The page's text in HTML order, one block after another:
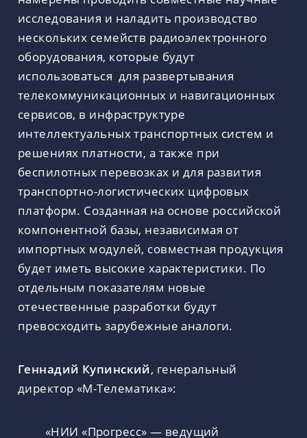
исследования и наладить производство
нескольких семейств радиоэлектронного
оборудования, которые будут
использоваться для развертывания
телекоммуникационных и навигационных
сервисов, в инфраструктуре
интеллектуальных транспортных систем и
решениях платности, а также при
беспилотных перевозках и для развития
транспортно-логистических цифровых
платформ. Созданная на основе российской
компонентной базы, независимая от
импортных модулей, совместная продукция
будет иметь высокие характеристики. По
отдельным показателям новые
отечественные разработки будут
превосходить зарубежные аналоги.
Геннадий Купинский, генеральный
директор «М-Телематика»:
«НИИ «Прогресс» — ведущий